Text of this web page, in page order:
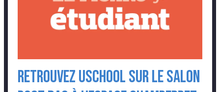
Retrouvez USCHOOL sur le salon